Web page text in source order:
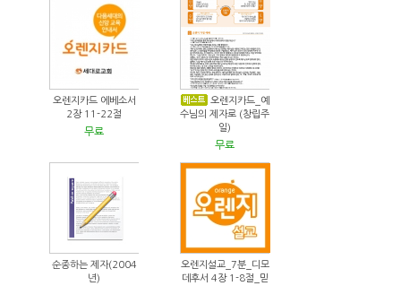
오렌지카드 에베소서
2장 11-22절
무료
오렌지카드_예
수님의 제자로 (창립주
일)
무료
순종하는 제자(2004
년)
오렌지설교_7분_디모
데후서 4장 1-8절_믿